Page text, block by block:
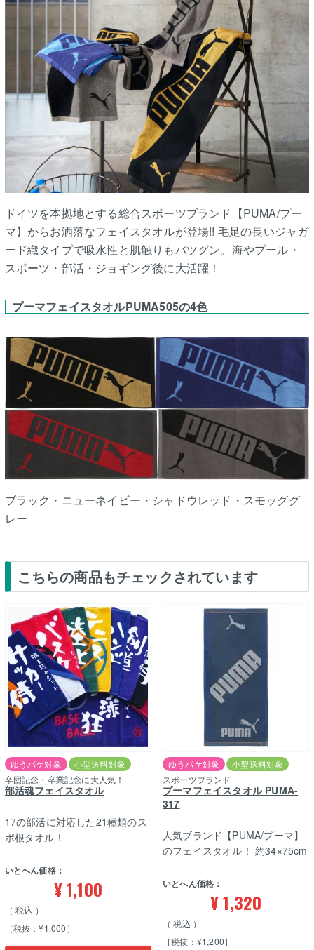
ドイツを本拠地とする総合スポーツブランド【PUMA/プー
マ】からお洒落なフェイスタオルが登場!! 毛足の長いジャガ
ード織タイプで吸水性と肌触りもバツグン。海やプール・
スポーツ・部活・ジョギング後に大活躍！
プーマフェイスタオルPUMA505の4色
ブラック・ニューネイビー・シャドウレッド・スモッググ
レー
こちらの商品もチェックされています
卒団記念・卒業記念に大人気！
部活魂フェイスタオル
ゆうパケ対象 小型送料対象
いとへん価格：
¥1,100
税込
［税抜：¥1,000］
17の部活に対応した21種類のス
ポ根タオル！
スポーツブランド
プーマフェイスタオル PUMA-
317
ゆうパケ対象 小型送料対象
いとへん価格：
¥1,320
税込
［税抜：¥1,200］
人気ブランド【PUMA/プーマ】
のフェイスタオル！ 約34×75cm